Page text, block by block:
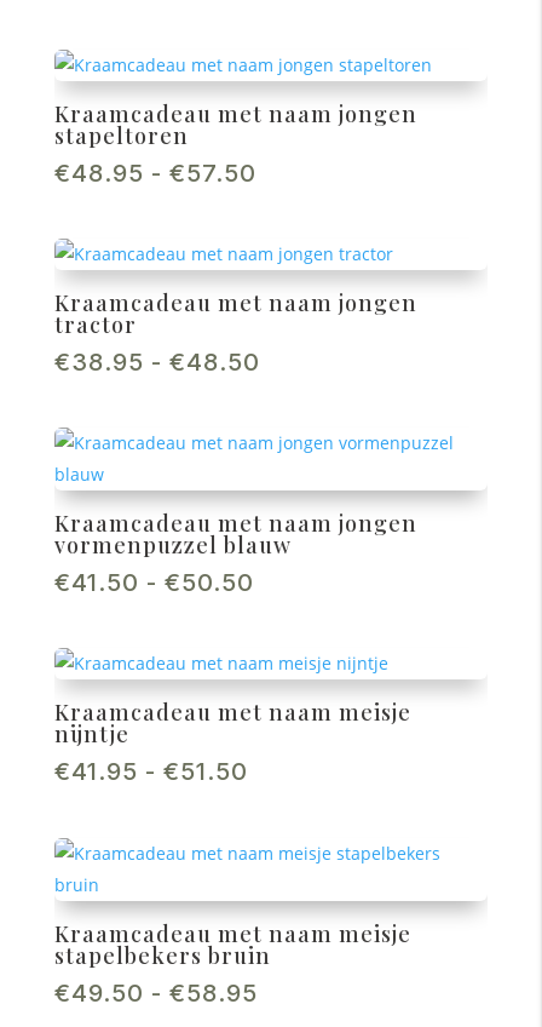
€53.95
Kraamcadeau met naam jongen
stapeltoren
€48.95 - €57.50
€57.50
Kraamcadeau met naam jongen
tractor
€38.95 - €48.50
€48.50
Kraamcadeau met naam jongen
vormenpuzzel blauw
€41.50 - €50.50
€50.50
Kraamcadeau met naam meisje
nijntje
€41.95 - €51.50
€51.50
Kraamcadeau met naam meisje
stapelbekers bruin
€49.50 - €58.95